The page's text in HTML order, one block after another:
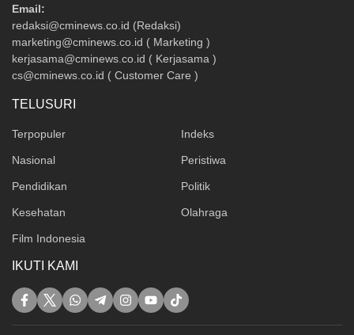
Email:
redaksi@cminews.co.id (Redaksi)
marketing@cminews.co.id ( Marketing )
kerjasama@cminews.co.id ( Kerjasama )
cs@cminews.co.id ( Customer Care )
TELUSURI
Terpopuler Indeks
Nasional Peristiwa
Pendidikan Politik
Kesehatan Olahraga
Film Indonesia
IKUTI KAMI